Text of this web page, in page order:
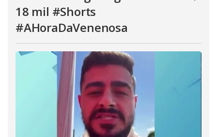
18 mil #Shorts
#AHoraDaVenenosa